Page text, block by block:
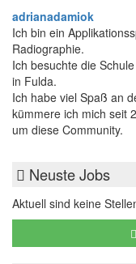
adrianadamiok
Ich bin ein
Radiographie.
Ich besuchte die
in Fulda.
Ich habe viel Spaß an
kümmere ich mich seit
um diese Community.
Neuste Jobs
Aktuell sind keine